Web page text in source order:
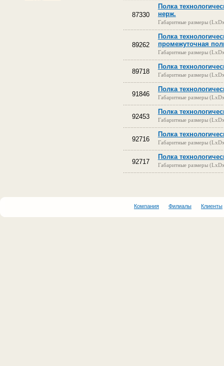
87330
Полка
нерж.
Габаритные размеры
89262
Полка
промежуточная
Габаритные размеры
89718
Полка
Габаритные размеры
91846
Полка
Габаритные размеры
92453
Полка
Габаритные размеры
92716
Полка
Габаритные размеры
92717
Полка
Габаритные размеры
Компания Филиалы Клиенты